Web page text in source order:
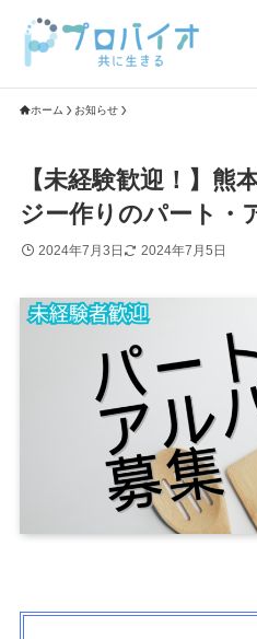
ホーム お知らせ
【未経験歓迎！】熊
ジー作りのパート・
2024年7月3日 2024年7月5日